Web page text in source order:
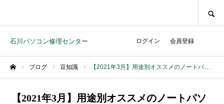
石川パソコン修理センター ログイン 会員登録
ブログ 豆知識 【2021年3月】用途別オススメのノートパソコン紹介【全メーカーから比較しました】
【2021年3月】用途別オススメのノートパソ